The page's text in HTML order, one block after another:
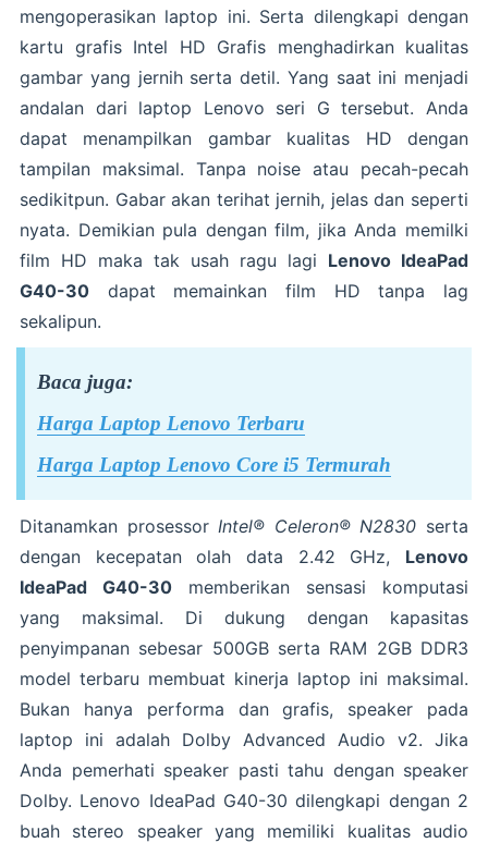
mengoperasikan laptop ini. Serta dilengkapi dengan
kartu grafis Intel HD Grafis menghadirkan kualitas
gambar yang jernih serta detil. Yang saat ini menjadi
andalan dari laptop Lenovo seri G tersebut. Anda
dapat menampilkan gambar kualitas HD dengan
tampilan maksimal. Tanpa noise atau pecah-pecah
sedikitpun. Gabar akan terihat jernih, jelas dan seperti
nyata. Demikian pula dengan film, jika Anda memilki
film HD maka tak usah ragu lagi Lenovo IdeaPad
G40-30 dapat memainkan film HD tanpa lag
sekalipun.
Baca juga:
Harga Laptop Lenovo Terbaru
Harga Laptop Lenovo Core i5 Termurah
Ditanamkan prosessorIntel® Celeron® N2830 serta
dengan kecepatan olah data 2.42 GHz, Lenovo
IdeaPad G40-30 memberikan sensasi komputasi
yang maksimal. Di dukung dengan kapasitas
penyimpanan sebesar 500GB serta RAM 2GB DDR3
model terbaru membuat kinerja laptop ini maksimal.
Bukan hanya performa dan grafis, speaker pada
laptop ini adalah Dolby Advanced Audio v2. Jika
Anda pemerhati speaker pasti tahu dengan speaker
Dolby. Lenovo IdeaPad G40-30 dilengkapi dengan 2
buah stereo speaker yang memiliki kualitas audio